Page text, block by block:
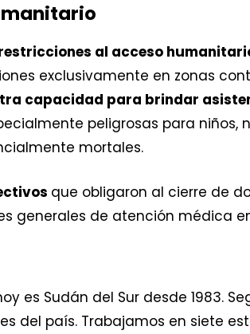
al acceso
exclusivamente en zonas
capacidad para brindar
peligrosas para niños,
mortales.
que obligaron al cierre de
generales de atención médica
es Sudán del Sur desde 1983.
del país. Trabajamos en siete